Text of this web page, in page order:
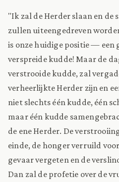
"Ik zal de Herder slaan en de
zullen uiteengedreven
is onze huidige positie — een
verspreide kudde! Maar de
verstrooide kudde, zal
verheerlijkte Herder zijn en
niet slechts één kudde, één
maar één kudde
de ene Herder. De
einde, de honger verruild
gevaar vergeten en de
Dan zal de profetie over de